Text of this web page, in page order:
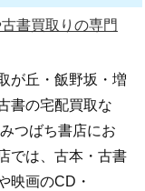
書買取りの専門
が丘・飯野坂・増
書の宅配買取な
つばち書店にお
では、古本・古書
映画のCD・